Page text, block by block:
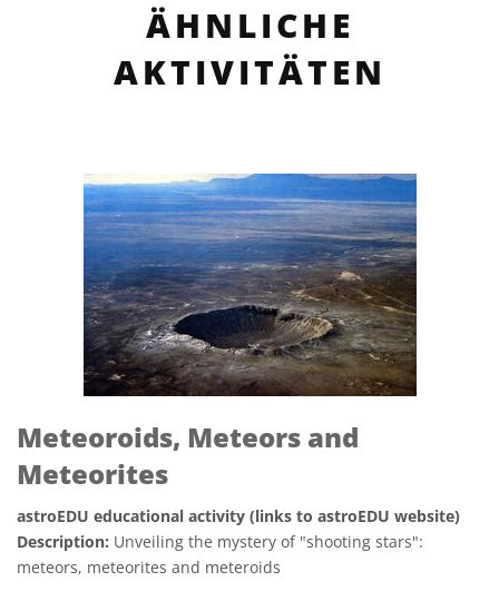
ÄHNLICHE
AKTIVITÄTEN
Meteoroids, Meteors and
Meteorites
astroEDU educational activity (links to astroEDU website)
Description: Unveiling the mystery of "shooting stars":
meteors, meteorites and meteroids